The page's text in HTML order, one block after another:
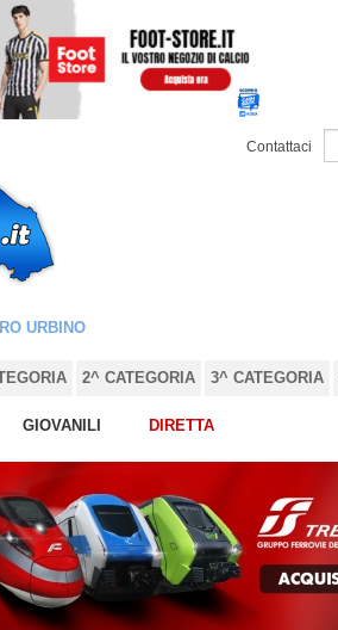
Contattaci
URBINO
2^ CATEGORIA 3^ CATEGORIA
GIOVANILI DIRETTA